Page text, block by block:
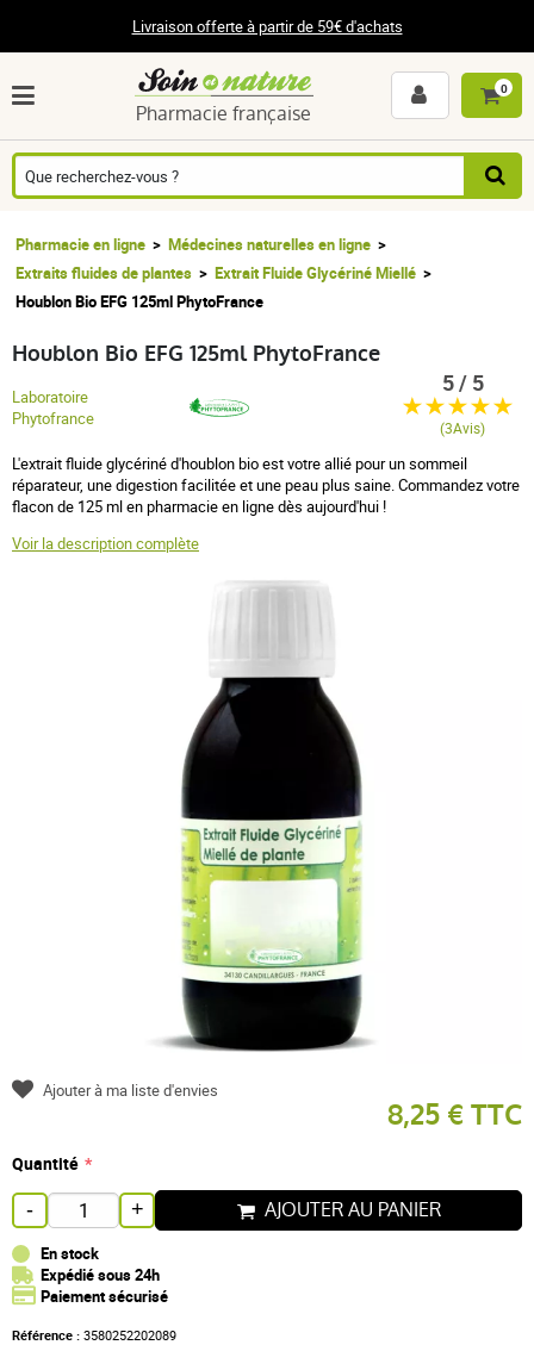
Livraison offerte à partir de 59€ d'achats
Pharmacie française
0
Pharmacie en ligne
Médecines naturelles en ligne
Extraits fluides de plantes
Extrait Fluide Glycériné Miellé
Houblon Bio EFG 125ml PhytoFrance
Houblon Bio EFG 125ml PhytoFrance
Laboratoire
Phytofrance
L'extrait fluide glycériné d'houblon bio est votre allié pour un sommeil
réparateur, une digestion facilitée et une peau plus saine. Commandez votre
flacon de 125 ml en pharmacie en ligne dès aujourd'hui !
Voir la description complète
8,25 € TTC
Quantité
- + AJOUTER AU PANIER
En stock
Expédié sous 24h
Paiement sécurisé
Référence : 3580252202089
5 / 5
(3Avis)
Ajouter à ma liste d'envies